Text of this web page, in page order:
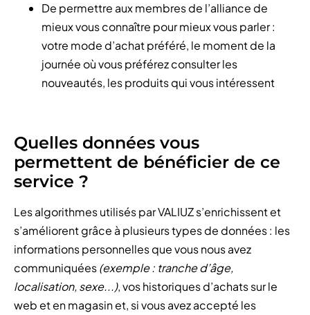
De permettre aux membres de l’alliance de
mieux vous connaître pour mieux vous parler :
votre mode d’achat préféré, le moment de la
journée où vous préférez consulter les
nouveautés, les produits qui vous intéressent
Quelles données vous
permettent de bénéficier de ce
service ?
Les algorithmes utilisés par VALIUZ s’enrichissent et
s’améliorent grâce à plusieurs types de données : les
informations personnelles que vous nous avez
communiquées(exemple : tranche d’âge,
localisation, sexe...), vos historiques d’achats sur le
web et en magasin et, si vous avez accepté les